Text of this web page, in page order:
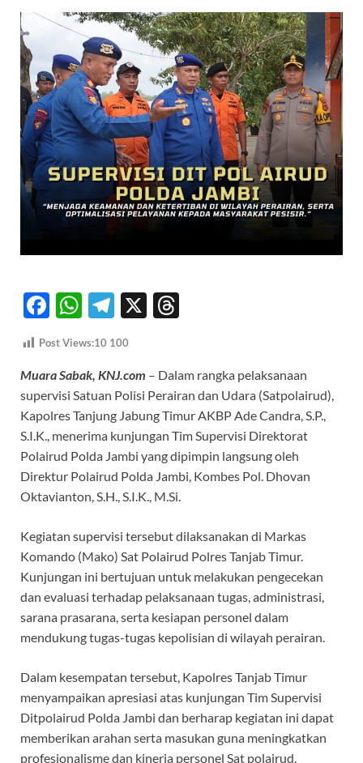
F
ac
e
b
o
o
k
W
h
at
s
A
p
p
T
el
e
gr
a
m
X
a
ds
Post Views:10 100
Muara Sabak, KNJ.com – Dalam rangka pelaksanaan
supervisi Satuan Polisi Perairan dan Udara (Satpolairud),
Kapolres Tanjung Jabung Timur AKBP Ade Candra, S.P.,
S.I.K., menerima kunjungan Tim Supervisi Direktorat
Polairud Polda Jambi yang dipimpin langsung oleh
Direktur Polairud Polda Jambi, Kombes Pol. Dhovan
Oktavianton, S.H., S.I.K., M.Si.
Kegiatan supervisi tersebut dilaksanakan di Markas
Komando (Mako) Sat Polairud Polres Tanjab Timur.
Kunjungan ini bertujuan untuk melakukan pengecekan
dan evaluasi terhadap pelaksanaan tugas, administrasi,
sarana prasarana, serta kesiapan personel dalam
mendukung tugas-tugas kepolisian di wilayah perairan.
Dalam kesempatan tersebut, Kapolres Tanjab Timur
menyampaikan apresiasi atas kunjungan Tim Supervisi
Ditpolairud Polda Jambi dan berharap kegiatan ini dapat
memberikan arahan serta masukan guna meningkatkan
profesionalisme dan kinerja personel Sat polairud.